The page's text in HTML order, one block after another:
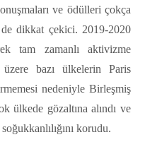
ve ödülleri çokça
dikkat çekici. 2019-2020
tam zamanlı aktivizme
bazı ülkelerin Paris
nedeniyle Birleşmiş
ülkede gözaltına alındı ve
korudu.